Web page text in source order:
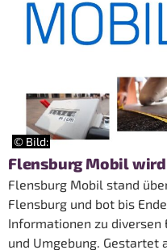
© Bild:
Flensburg Mobil
Flensburg Mobil stand
Flensburg und bot bis
Informationen zu diversen
und Umgebung. Gestartet